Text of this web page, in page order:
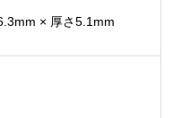
× 厚さ5.1mm